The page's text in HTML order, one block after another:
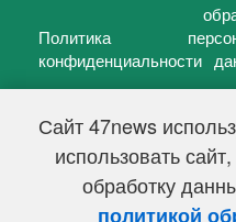
Сайт 47news
использовать
обработку
политикой
Политика
конфиденциальности
47 новостей (47 news)2005
Свидетельство о
Федеральной службой по